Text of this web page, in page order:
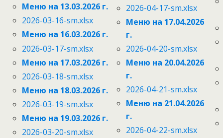
Меню на 13.03.2026 г.
2026-03-16-sm.xlsx
Меню на 16.03.2026 г.
2026-03-17-sm.xlsx
Меню на 17.03.2026 г.
2026-03-18-sm.xlsx
Меню на 18.03.2026 г.
2026-03-19-sm.xlsx
Меню на 19.03.2026 г.
2026-03-20-sm.xlsx
2026-04-17-sm.xlsx
Меню на 17.04.2026
г.
2026-04-20-sm.xlsx
Меню на 20.04.2026
г.
2026-04-21-sm.xlsx
Меню на 21.04.2026
г.
2026-04-22-sm.xlsx